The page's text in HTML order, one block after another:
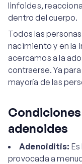
linfoides,
dentro del cuerpo.
Todos las
nacimiento y en la
acercamos a la
contraerse. Ya
mayoría de las
adenoides
Adenoiditis:
provocada a